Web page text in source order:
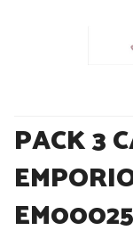
PACK 3